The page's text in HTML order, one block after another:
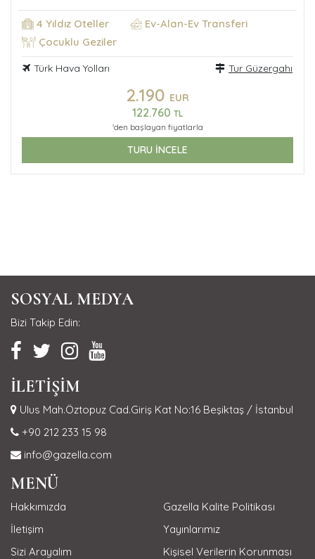
4 Yıldız Oteller
Ev-Alan-Ev Transferi
Çocuklu Geziler
Türk Hava Yolları Tur Güzergahı
2.190 EUR
122.760 TL
'den başlayan fiyatlarla
TURU İNCELE
SOSYAL MEDYA
Bizi Takip Edin:
İLETİŞİM
Ulus Mah.Öztopuz Cad.Giriş Kat No:16 Beşiktaş / İstanbul
+90 212 233 15 98
info@gazella.com
MENÜ
Hakkımızda
İletişim
Sizi Arayalım
Gazella Kalite Politikası
Yayınlarımız
Kişisel Verilerin Korunması